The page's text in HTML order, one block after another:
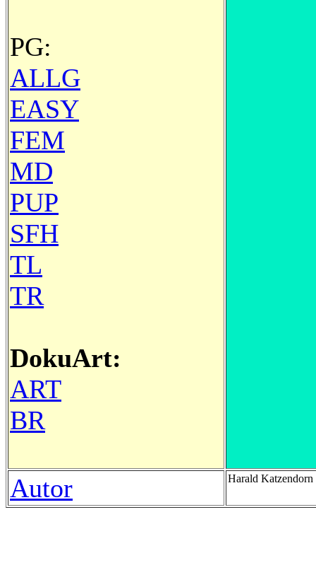
PG:
ALLG
EASY
FEM
MD
PUP
SFH
TL
TR
DokuArt:
ART
BR
Autor Harald